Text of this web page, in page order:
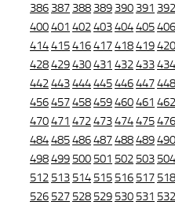
386 387 388 389 390 391 392
400401 402403404405406
414415416417418419420
428429430431 432433434
442443444445446447448
456457458459460461 462
470471 472473474475476
484485486487488489490
498499 500 501 502 503 504
512 513 514 515 516 517 518
526 527 528 529 530 531 532